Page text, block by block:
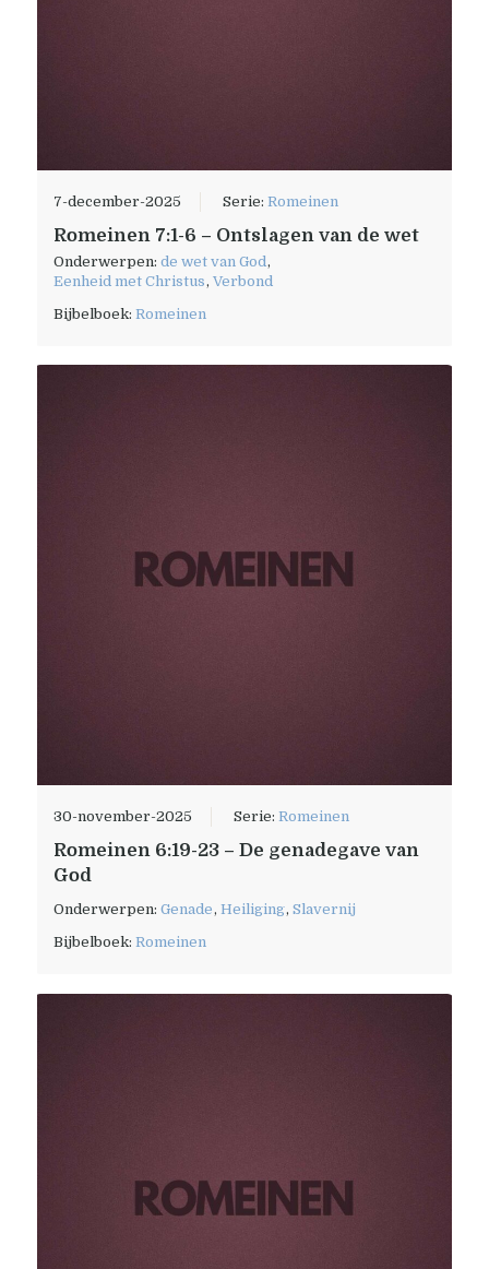
7-december-2025 Serie:Romeinen
Romeinen 7:1-6 – Ontslagen van de wet
Onderwerpen:de wet van God ,
Eenheid met Christus ,Verbond
Bijbelboek:Romeinen
30-november-2025 Serie:Romeinen
Romeinen 6:19-23 – De genadegave van
God
Onderwerpen:Genade,Heiliging,Slavernij
Bijbelboek:Romeinen